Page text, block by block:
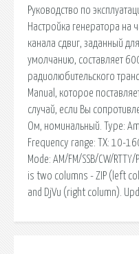
Руководство по
Настройка генератора на
канала сдвиг, заданный
умолчанию, составляет
радиолюбительского
Manual, которое
случай, если Вы
Ом, номинальный. Type:
Frequency range: TX: 10-
Mode: AM/FM/SSB/CW/
is two columns - ZIP (left
and DjVu (right column).